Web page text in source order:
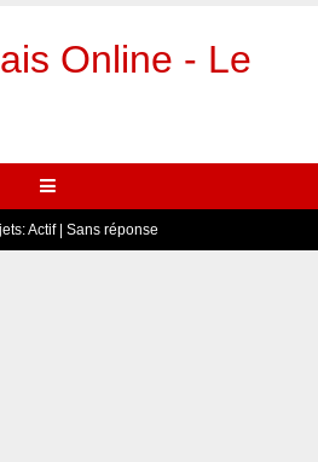
Online - Le
Actif| Sans réponse